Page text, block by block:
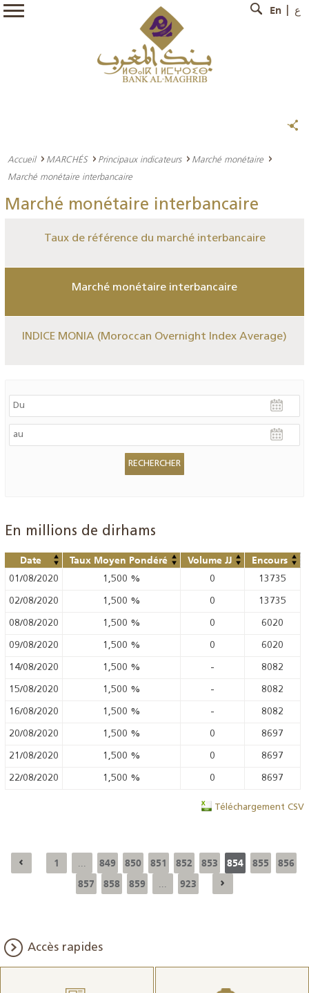
En ع
Accueil MARCHÉS Principaux indicateurs
Marché monétaire
Marché monétaire interbancaire
Marché monétaire interbancaire
Taux de référence du marché interbancaire
Marché monétaire interbancaire
INDICE MONIA (Moroccan Overnight Index Average)
En millions de dirhams
Date Taux Moyen Pondéré Volume JJ Encours
01/08/2020 1,500 % 0 13735
02/08/2020 1,500 % 0 13735
08/08/2020 1,500 % 0 6020
09/08/2020 1,500 % 0 6020
14/08/2020 1,500 % - 8082
15/08/2020 1,500 % - 8082
16/08/2020 1,500 % - 8082
20/08/2020 1,500 % 0 8697
21/08/2020 1,500 % 0 8697
22/08/2020 1,500 % 0 8697
Téléchargement CSV
1 849 850 851 852 853 854 855
856
857
858 859 923
Accès rapides